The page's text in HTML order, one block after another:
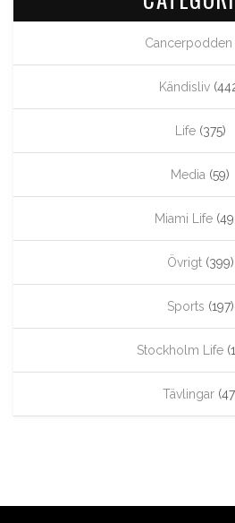
Cancerpodden
Kändisliv
Life(375)
Media (59)
Miami Life
Övrigt(399)
Sports (197)
Stockholm Life
Tävlingar